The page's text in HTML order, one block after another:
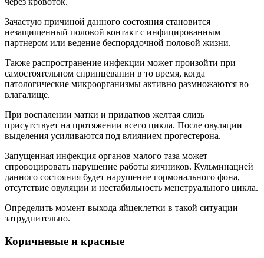
Зачастую причиной данного состояния становится
незащищенный половой контакт с инфицированным
партнером или ведение беспорядочной половой жизни.
Также распространение инфекции может произойти при
самостоятельном спринцевании в то время, когда
патологические микроорганизмы активно размножаются во
влагалище.
При воспалении матки и придатков желтая слизь
присутствует на протяжении всего цикла. После овуляции
выделения усиливаются под влиянием прогестерона.
Запущенная инфекция органов малого таза может
спровоцировать нарушение работы яичников. Кульминацией
данного состояния будет нарушение гормонального фона,
отсутствие овуляции и нестабильность менструального цикла.
Определить момент выхода яйцеклетки в такой ситуации
затруднительно.
Коричневые и красные